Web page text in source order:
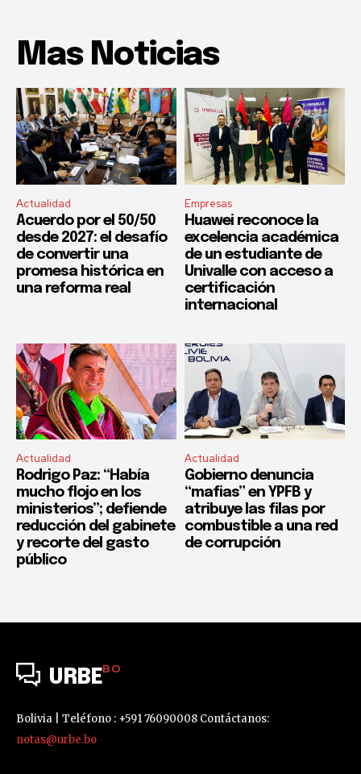
Mas Noticias
Actualidad
Acuerdo por el 50/50
desde 2027: el desafío
de convertir una
promesa histórica en
una reforma real
Empresas
Huawei reconoce la
excelencia académica
de un estudiante de
Univalle con acceso a
certificación
internacional
Actualidad
Rodrigo Paz: “Había
mucho flojo en los
ministerios”; defiende
reducción del gabinete
y recorte del gasto
público
Actualidad
Gobierno denuncia
“mafias” en YPFB y
atribuye las filas por
combustible a una red
de corrupción
URBEBO
Bolivia | Teléfono : +591 76090008 Contáctanos:
notas@urbe.bo